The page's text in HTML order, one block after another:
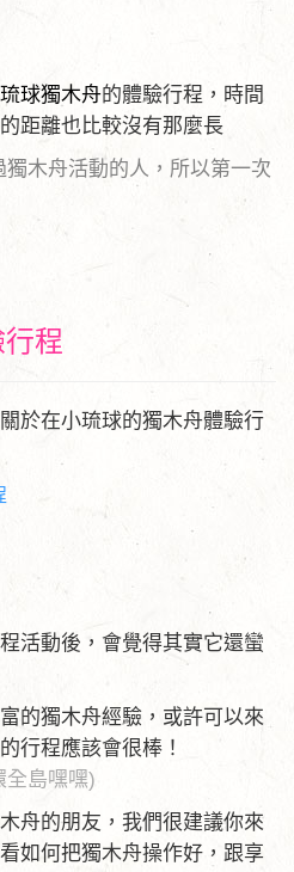
球獨木舟的體驗行程，時間
距離也比較沒有那麼長
木舟活動的人，所以第一次
程
於在小琉球的獨木舟體驗行
活動後，會覺得其實它還蠻
的獨木舟經驗，或許可以來
行程應該會很棒！
全島嘿嘿)
舟的朋友，我們很建議你來
如何把獨木舟操作好，跟享